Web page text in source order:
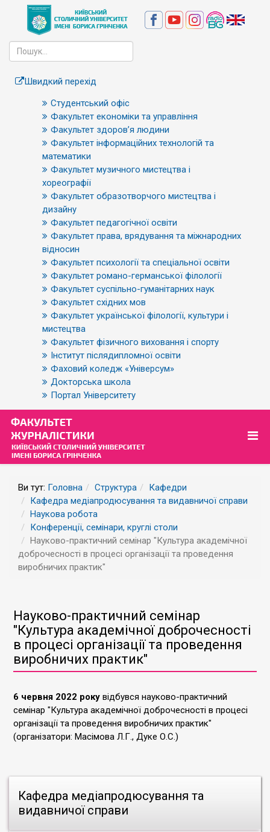
Швидкий перехід
Студентський офіс
Факультет економіки та управління
Факультет здоров’я людини
Факультет інформаційних технологій та
математики
Факультет музичного мистецтва і
хореографії
Факультет образотворчого мистецтва і
дизайну
Факультет педагогічної освіти
Факультет права, врядування та міжнародних
відносин
Факультет психології та спеціальної освіти
Факультет романо-германської філології
Факультет суспільно-гуманітарних наук
Факультет східних мов
Факультет української філології, культури і
мистецтва
Факультет фізичного виховання і спорту
Інститут післядипломної освіти
Фаховий коледж «Універсум»
Докторська школа
Портал Університету
Ви тут: Головна Структура
Кафедри
Кафедра медіапродюсування та видавничої справи
Наукова робота
Конференції, семінари, круглі столи
Науково-практичний семінар "Культура академічної
доброчесності в процесі організації та проведення
виробничих практик"
Кафедра медіапродюсування та
видавничої справи
Науково-практичний семінар
"Культура академічної доброчесності
в процесі організації та проведення
виробничих практик"
6 червня 2022 року відбувся науково-практичний
семінар "Культура академічної доброчесності в процесі
організації та проведення виробничих практик"
(організатори: Масімова Л.Г., Дуке О.С.)